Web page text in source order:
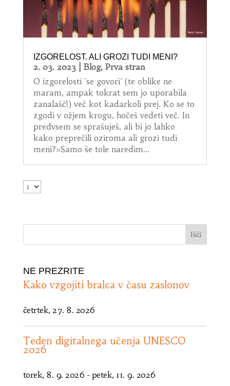
IZGORELOST. ALI GROZI TUDI MENI?
2. 03. 2023| Blog, Prva stran
O izgorelosti 'se govori' (te oblike ne
maram, ampak tokrat sem jo uporabila
zanalašč!) več kot kadarkoli prej. Ko se to
zgodi v ožjem krogu, hočeš vedeti več. In
predvsem se sprašuješ, ali bi jo lahko
kako preprečili oziroma ali grozi tudi
meni?»Samo še tole naredim...
NE PREZRITE
Kako vzgojiti bralca v času zaslonov
četrtek, 27. 8. 2026
Teden digitalnega učenja UNESCO
2026
torek, 8. 9. 2026 - petek, 11. 9. 2026